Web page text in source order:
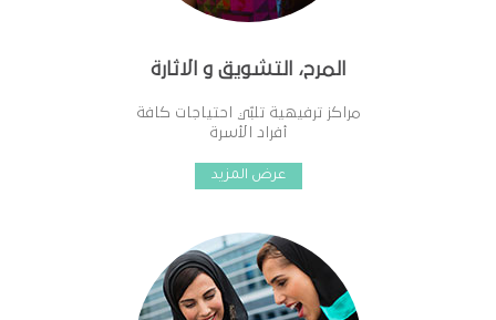
المرح، التشويق و الاثارة
مراكز ترفيهية تلبّي احتياجات كافة
أفراد الأسرة
عرض المزيد